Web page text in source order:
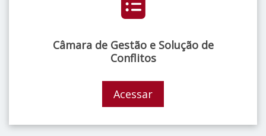
Câmara de Gestão e Solução de
Conflitos
Acessar